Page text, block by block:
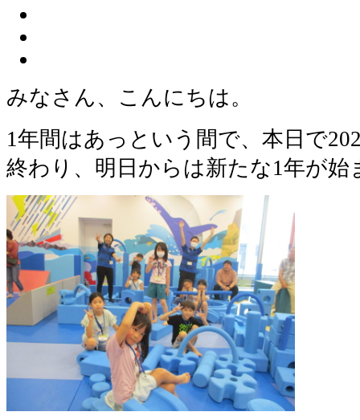
みなさん、こんにちは。
1年間はあっという間で、本日で
終わり、明日からは新たな1年が始